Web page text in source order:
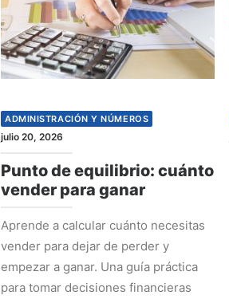
ADMINISTRACIÓN Y NÚMEROS
julio 20, 2026
Punto de equilibrio: cuánto
vender para ganar
Aprende a calcular cuánto necesitas
vender para dejar de perder y
empezar a ganar. Una guía práctica
para tomar decisiones financieras